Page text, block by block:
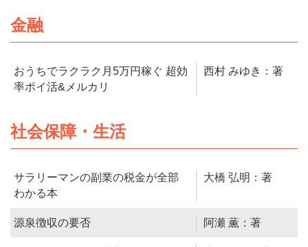
金融
おうちでラクラク月5万円稼ぐ 超効
率ポイ活&メルカリ
西村 みゆき：著
社会保障・生活
サラリーマンの副業の税金が全部
わかる本
大橋 弘明：著
源泉徴収の要否 阿瀬 薫：著